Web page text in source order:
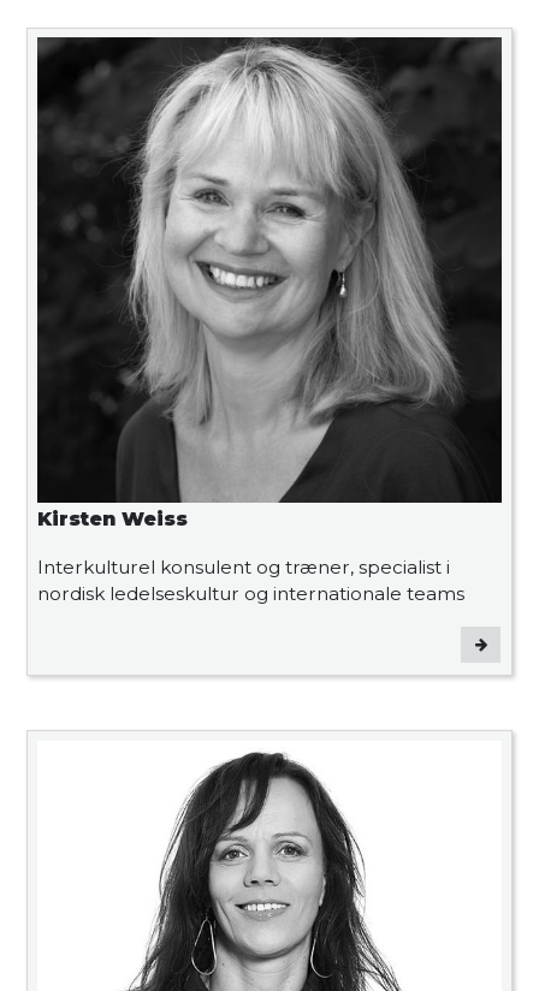
Kirsten Weiss
Interkulturel konsulent og træner, specialist i
nordisk ledelseskultur og internationale teams